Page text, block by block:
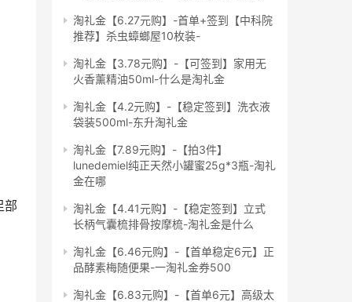
部
淘礼金【6.27元购】-首单+签到【中科院
推荐】杀虫蟑螂屋10枚装-
淘礼金【3.78元购】-【可签到】家用无
火香薰精油50ml-什么是淘礼金
淘礼金【4.2元购】-【稳定签到】洗衣液
袋装500ml-东升淘礼金
淘礼金【7.89元购】-【拍3件】
lunedemiel纯正天然小罐蜜25g*3瓶-淘礼
金在哪
淘礼金【4.41元购】-【稳定签到】立式
长柄气囊梳排骨按摩梳-淘礼金是什么
淘礼金【6.46元购】-【首单稳定6元】正
品酵素梅随便果-一淘礼金券500
淘礼金【6.83元购】-【首单6元】高级太